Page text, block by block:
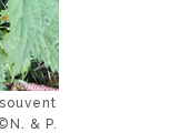
& P.